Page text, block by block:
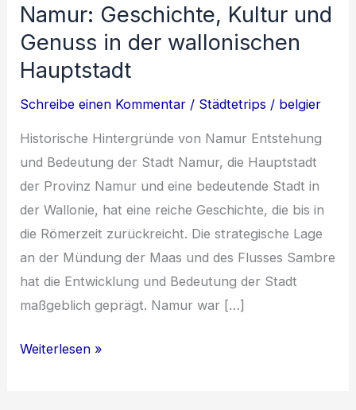
Namur: Geschichte, Kultur und
Genuss in der wallonischen
Hauptstadt
Schreibe einen Kommentar / Städtetrips / belgier
Historische Hintergründe von Namur Entstehung
und Bedeutung der Stadt Namur, die Hauptstadt
der Provinz Namur und eine bedeutende Stadt in
der Wallonie, hat eine reiche Geschichte, die bis in
die Römerzeit zurückreicht. Die strategische Lage
an der Mündung der Maas und des Flusses Sambre
hat die Entwicklung und Bedeutung der Stadt
maßgeblich geprägt. Namur war […]
Namur:
Weiterlesen »